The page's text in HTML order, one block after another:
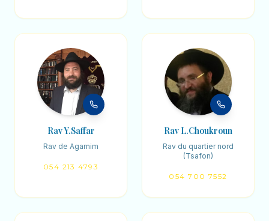
Rav Y.Saffar
Rav de Agamim
054 213 4793
Rav L.Choukroun
Rav du quartier nord
(Tsafon)
054 700 7552